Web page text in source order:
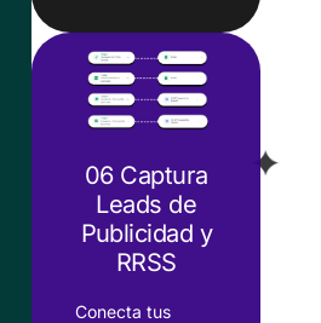
06 Captura
Leads de
Publicidad y
RRSS
Conecta tus